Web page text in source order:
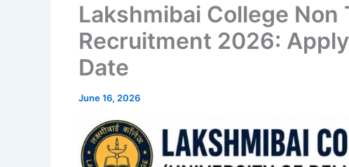
Lakshmibai College Non
Recruitment 2026:
Date
June 16, 2026